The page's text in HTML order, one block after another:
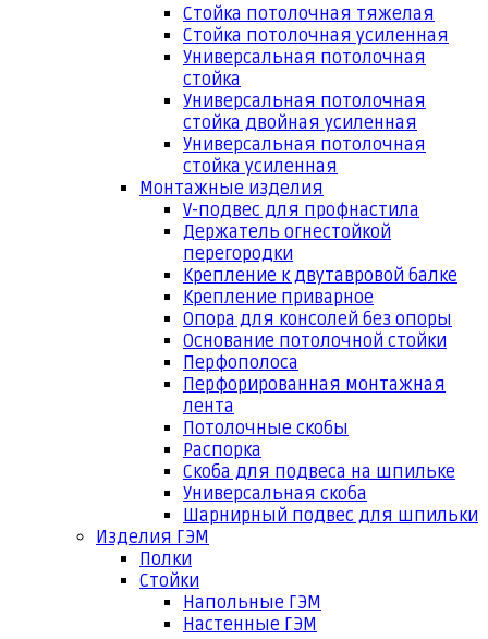
Стойка потолочная тяжелая
Стойка потолочная усиленная
Универсальная потолочная
стойка
Универсальная потолочная
стойка двойная усиленная
Универсальная потолочная
стойка усиленная
Монтажные изделия
V-подвес для профнастила
Держатель огнестойкой
перегородки
Крепление к двутавровой балке
Крепление приварное
Опора для консолей без опоры
Основание потолочной стойки
Перфополоса
Перфорированная монтажная
лента
Потолочные скобы
Распорка
Скоба для подвеса на шпильке
Универсальная скоба
Шарнирный подвес для шпильки
Изделия ГЭМ
Полки
Стойки
Напольные ГЭМ
Настенные ГЭМ